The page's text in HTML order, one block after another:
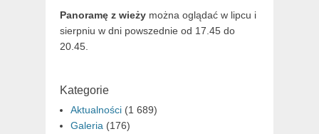
Panoramę z wieży można oglądać w lipcu i
sierpniu w dni powszednie od 17.45 do
20.45.
Kategorie
Aktualności (1 689)
Galeria (176)